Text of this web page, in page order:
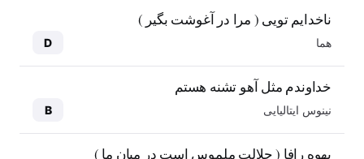
ناخدایم تویی ( مرا در آغوشت بگیر )
هما D
خداوندم مثل آهو تشنه هستم
نینوس ایتالیایی B
یهوه رافا ( جلالت ملموس است در میان ما )